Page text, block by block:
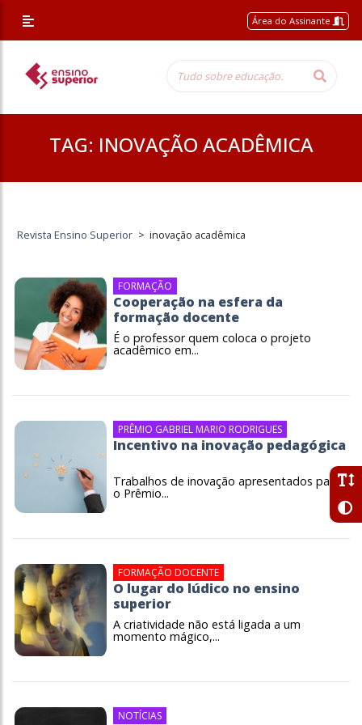
Área do Assinante
TAG: INOVAÇÃO ACADÊMICA
Revista Ensino Superior > inovação acadêmica
FORMAÇÃO
Cooperação na esfera da
formação docente
É o professor quem coloca o projeto
acadêmico em...
PRÊMIO GABRIEL MARIO RODRIGUES
Incentivo na inovação pedagógica
Trabalhos de inovação apresentados para
o Prêmio...
FORMAÇÃO DOCENTE
O lugar do lúdico no ensino
superior
A criatividade não está ligada a um
momento mágico,...
NOTÍCIAS